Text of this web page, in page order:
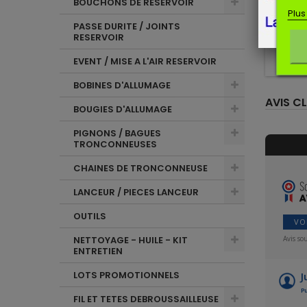
PASSE DURITE / JOINTS
RESERVOIR
EVENT / MISE A L'AIR RESERVOIR
BOBINES D'ALLUMAGE
BOUGIES D'ALLUMAGE
PIGNONS / BAGUES
TRONCONNEUSES
CHAINES DE TRONCONNEUSE
LANCEUR / PIECES LANCEUR
OUTILS
NETTOYAGE - HUILE - KIT
ENTRETIEN
LOTS PROMOTIONNELS
FIL ET TETES DEBROUSSAILLEUSE
STIHL.
046,
AVIS
Avis